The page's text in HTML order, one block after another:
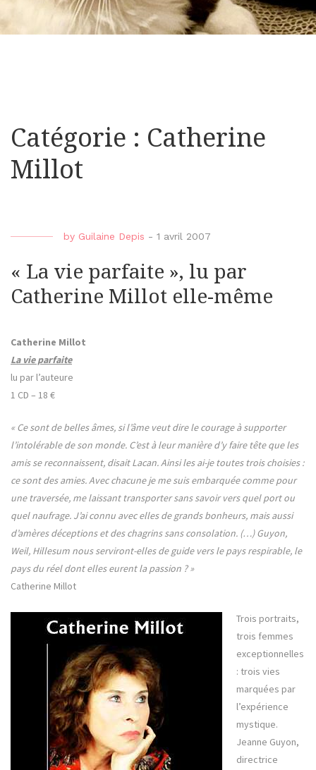
Catégorie : Catherine
Millot
by Guilaine Depis - 1 avril 2007
« La vie parfaite », lu par
Catherine Millot elle-même
Catherine Millot
La vie parfaite
lu par l’auteure
1 CD – 18 €
« Ce sont de belles âmes, si l’âme veut dire le courage à supporter
l’intolérable de son monde. C’est à leur manière d’y faire tête que les
amis se reconnaissent, disait Lacan. Ainsi les ai-je toutes trois choisies :
ce sont des amies. Avec chacune je me suis embarquée comme pour
une traversée, me laissant transporter sans savoir vers quel port ou
quel naufrage. J’ai connu avec elles de grands bonheurs, mais aussi
d’amères déceptions et des chagrins sans consolation. (…) Guyon,
Weil, Hillesum nous serviront-elles de guide vers le pays respirable, le
pays du réel dont elles eurent la passion ? »
Catherine Millot
Trois portraits,
trois femmes
exceptionnelles
: trois vies
marquées par
l’expérience
mystique.
Jeanne Guyon,
directrice